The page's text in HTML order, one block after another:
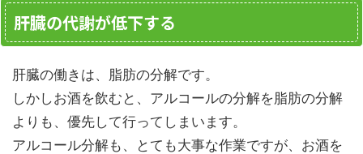
肝臓の代謝が低下する
肝臓の働きは、脂肪の分解です。
しかしお酒を飲むと、アルコールの分解を脂肪の分解
よりも、優先して行ってしまいます。
アルコール分解も、とても大事な作業ですが、お酒を